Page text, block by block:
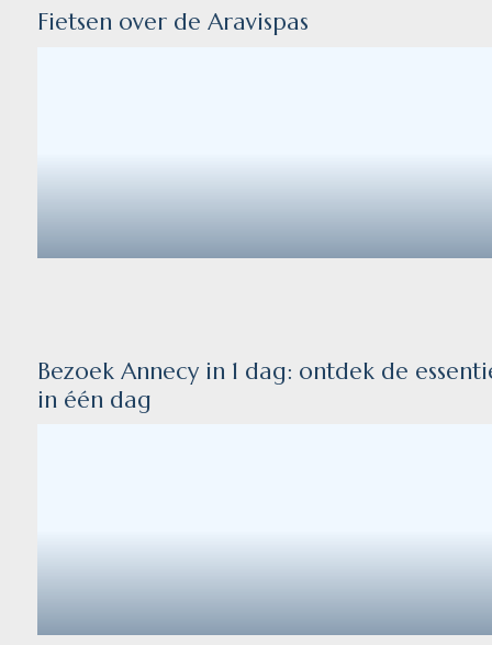
Fietsen over de Aravispas
Bezoek Annecy in 1 dag: ontdek de
in één dag